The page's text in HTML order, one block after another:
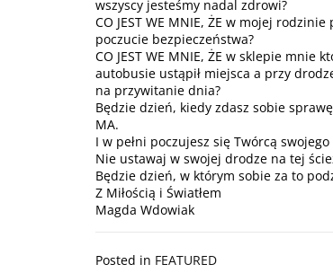
wszyscy jesteśmy nadal zdrowi?
CO JEST WE MNIE, ŻE w mojej
poczucie bezpieczeństwa?
CO JEST WE MNIE, ŻE w sklepie mnie
autobusie ustąpił miejsca a przy
na przywitanie dnia?
Będzie dzień, kiedy zdasz sobie sprawę,
MA.
I w pełni poczujesz się Twórcą swojego
Nie ustawaj w swojej drodze na tej
Będzie dzień, w którym sobie za to
Z Miłością i Światłem
Magda Wdowiak
Posted in FEATURED